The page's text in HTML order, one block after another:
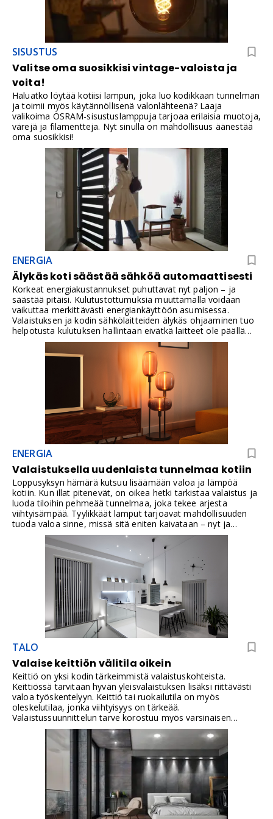
SISUSTUS
Valitse oma suosikkisi vintage-valoista ja
voita!
Haluatko löytää kotiisi lampun, joka luo kodikkaan tunnelman
ja toimii myös käytännöllisenä valonlähteenä? Laaja
valikoima OSRAM-sisustuslamppuja tarjoaa erilaisia muotoja,
värejä ja filamentteja. Nyt sinulla on mahdollisuus äänestää
oma suosikkisi!
ENERGIA
Älykäs koti säästää sähköä automaattisesti
Korkeat energiakustannukset puhuttavat nyt paljon – ja
säästää pitäisi. Kulutustottumuksia muuttamalla voidaan
vaikuttaa merkittävästi energiankäyttöön asumisessa.
Valaistuksen ja kodin sähkölaitteiden älykäs ohjaaminen tuo
helpotusta kulutuksen hallintaan eivätkä laitteet ole päällä
turhaan. Päivittäminen älykodiksi onnistuu nopeasti
älylamppujen vaihdolla ja älypistorasioilla, jotka
mahdollistavat valaistuksen ja piensähkölaitteiden
ohjaamisen sovelluksella tai älykaiuttimen äänikomennoilla.
ENERGIA
Valaistuksella uudenlaista tunnelmaa kotiin
Loppusyksyn hämärä kutsuu lisäämään valoa ja lämpöä
kotiin. Kun illat pitenevät, on oikea hetki tarkistaa valaistus ja
luoda tiloihin pehmeää tunnelmaa, joka tekee arjesta
viihtyisämpää. Tyylikkäät lamput tarjoavat mahdollisuuden
tuoda valoa sinne, missä sitä eniten kaivataan – nyt ja
tulevan kevään kirkkaisiin päiviin. Hyvin suunniteltu valaistus
luo kodin, jossa on hyvä olla vuodenajasta toiseen.
TALO
Valaise keittiön välitila oikein
Keittiö on yksi kodin tärkeimmistä valaistuskohteista.
Keittiössä tarvitaan hyvän yleisvalaistuksen lisäksi riittävästi
valoa työskentelyyn. Keittiö tai ruokailutila on myös
oleskelutilaa, jonka viihtyisyys on tärkeää.
Valaistussuunnittelun tarve korostuu myös varsinaisen
keittiön ulkopuolelle, kun kyseessä ovat avoimet ja yhdistetyt
tilat. Valaistuksen suunnittelussa on otettava huomioon kaikki
tilan käytännön toimet ja valaistuksen mahdolliset
haittavaikutukset kuten häikäisyt ja heijastukset.